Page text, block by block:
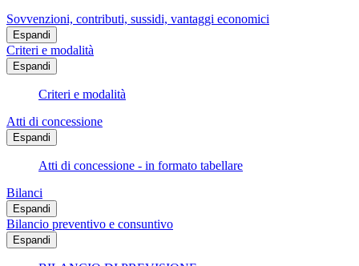
Sovvenzioni, contributi, sussidi, vantaggi economici
Espandi
Criteri e modalità
Espandi
Criteri e modalità
Atti di concessione
Espandi
Atti di concessione - in formato tabellare
Bilanci
Espandi
Bilancio preventivo e consuntivo
Espandi